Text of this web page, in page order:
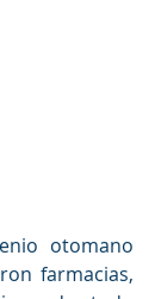
otomano
farmacias,